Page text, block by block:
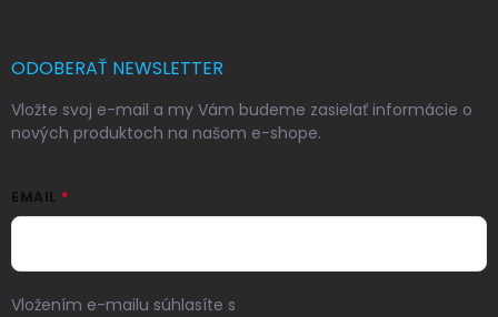
ODOBERAŤ NEWSLETTER
Vložte svoj e-mail a my Vám budeme zasielať informácie o
nových produktoch na našom e-shope.
EMAIL
Vložením e-mailu súhlasíte s